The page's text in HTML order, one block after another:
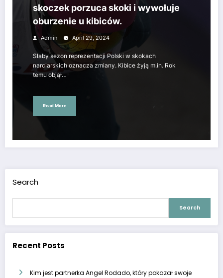
skoczek porzuca skoki i wywołuje
oburzenie u kibiców.
Admin April 29, 2024
Słaby sezon reprezentacji Polski w skokach
narciarskich oznacza zmiany. Kibice żyją m.in. Rok
temu objął…
Read More
Search
Search
Recent Posts
Kim jest partnerka Angel Rodado, który pokazał swoje